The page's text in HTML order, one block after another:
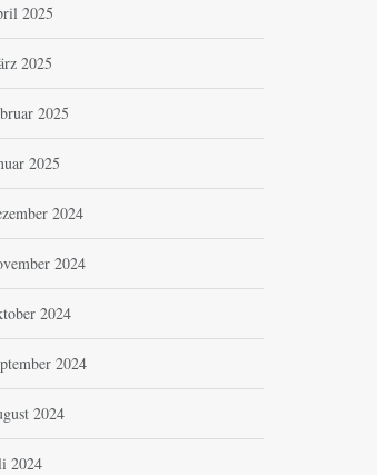
2025
2025
2025
2025
2024
2024
2024
2024
2024
2024